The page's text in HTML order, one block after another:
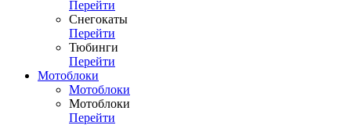
Перейти
Снегокаты
Перейти
Тюбинги
Перейти
Мотоблоки
Мотоблоки
Мотоблоки
Перейти